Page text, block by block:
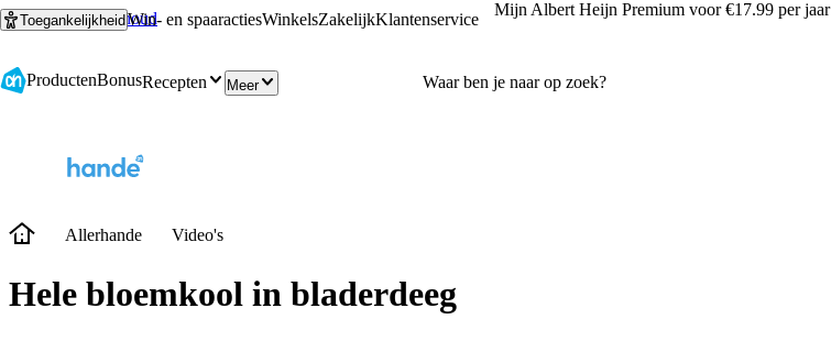
Ga naar hoofdinhoud
Ga naar zoeken
ToegankelijkheidWin- en spaaractiesWinkelsZakelijkKlantenservice
Mijn Albert Heijn Premium voor €17.99 per jaar
ProductenBonusRecepten Meer
Allerhande Video's
Hele bloemkool in bladerdeeg